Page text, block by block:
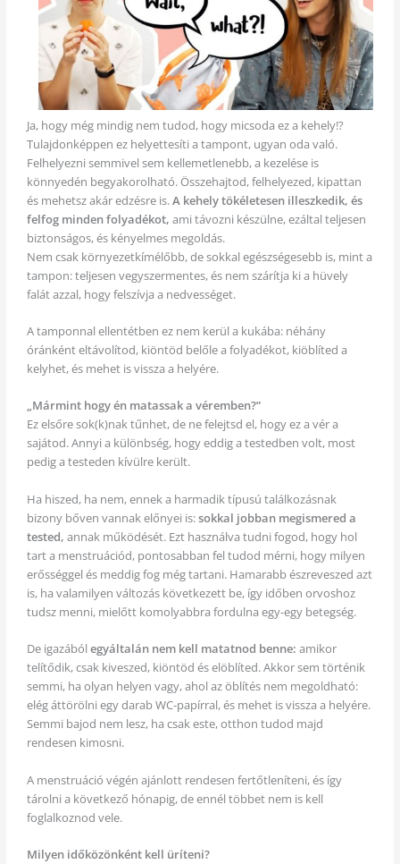
Ja, hogy még mindig nem tudod, hogy micsoda ez a kehely!?
Tulajdonképpen ez helyettesíti a tampont, ugyan oda való.
Felhelyezni semmivel sem kellemetlenebb, a kezelése is
könnyedén begyakorolható. Összehajtod, felhelyezed, kipattan
és mehetsz akár edzésre is. A kehely tökéletesen illeszkedik, és
felfog minden folyadékot, ami távozni készülne, ezáltal teljesen
biztonságos, és kényelmes megoldás.
Nem csak környezetkímélőbb, de sokkal egészségesebb is, mint a
tampon: teljesen vegyszermentes, és nem szárítja ki a hüvely
falát azzal, hogy felszívja a nedvességet.
A tamponnal ellentétben ez nem kerül a kukába: néhány
óránként eltávolítod, kiöntöd belőle a folyadékot, kiöblíted a
kelyhet, és mehet is vissza a helyére.
„Mármint hogy én matassak a véremben?”
Ez elsőre sok(k)nak tűnhet, de ne felejtsd el, hogy ez a vér a
sajátod. Annyi a különbség, hogy eddig a testedben volt, most
pedig a testeden kívülre került.
Ha hiszed, ha nem, ennek a harmadik típusú találkozásnak
bizony bőven vannak előnyei is:sokkal jobban megismered a
tested, annak működését. Ezt használva tudni fogod, hogy hol
tart a menstruációd, pontosabban fel tudod mérni, hogy milyen
erősséggel és meddig fog még tartani. Hamarabb észreveszed azt
is, ha valamilyen változás következett be, így időben orvoshoz
tudsz menni, mielőtt komolyabbra fordulna egy-egy betegség.
De igazából egyáltalán nem kell matatnod benne: amikor
telítődik, csak kiveszed, kiöntöd és elöblíted. Akkor sem történik
semmi, ha olyan helyen vagy, ahol az öblítés nem megoldható:
elég áttörölni egy darab WC-papírral, és mehet is vissza a helyére.
Semmi bajod nem lesz, ha csak este, otthon tudod majd
rendesen kimosni.
A menstruáció végén ajánlott rendesen fertőtleníteni, és így
tárolni a következő hónapig, de ennél többet nem is kell
foglalkoznod vele.
Milyen időközönként kell üríteni?